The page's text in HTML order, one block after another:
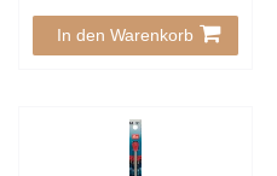
In den Warenkorb